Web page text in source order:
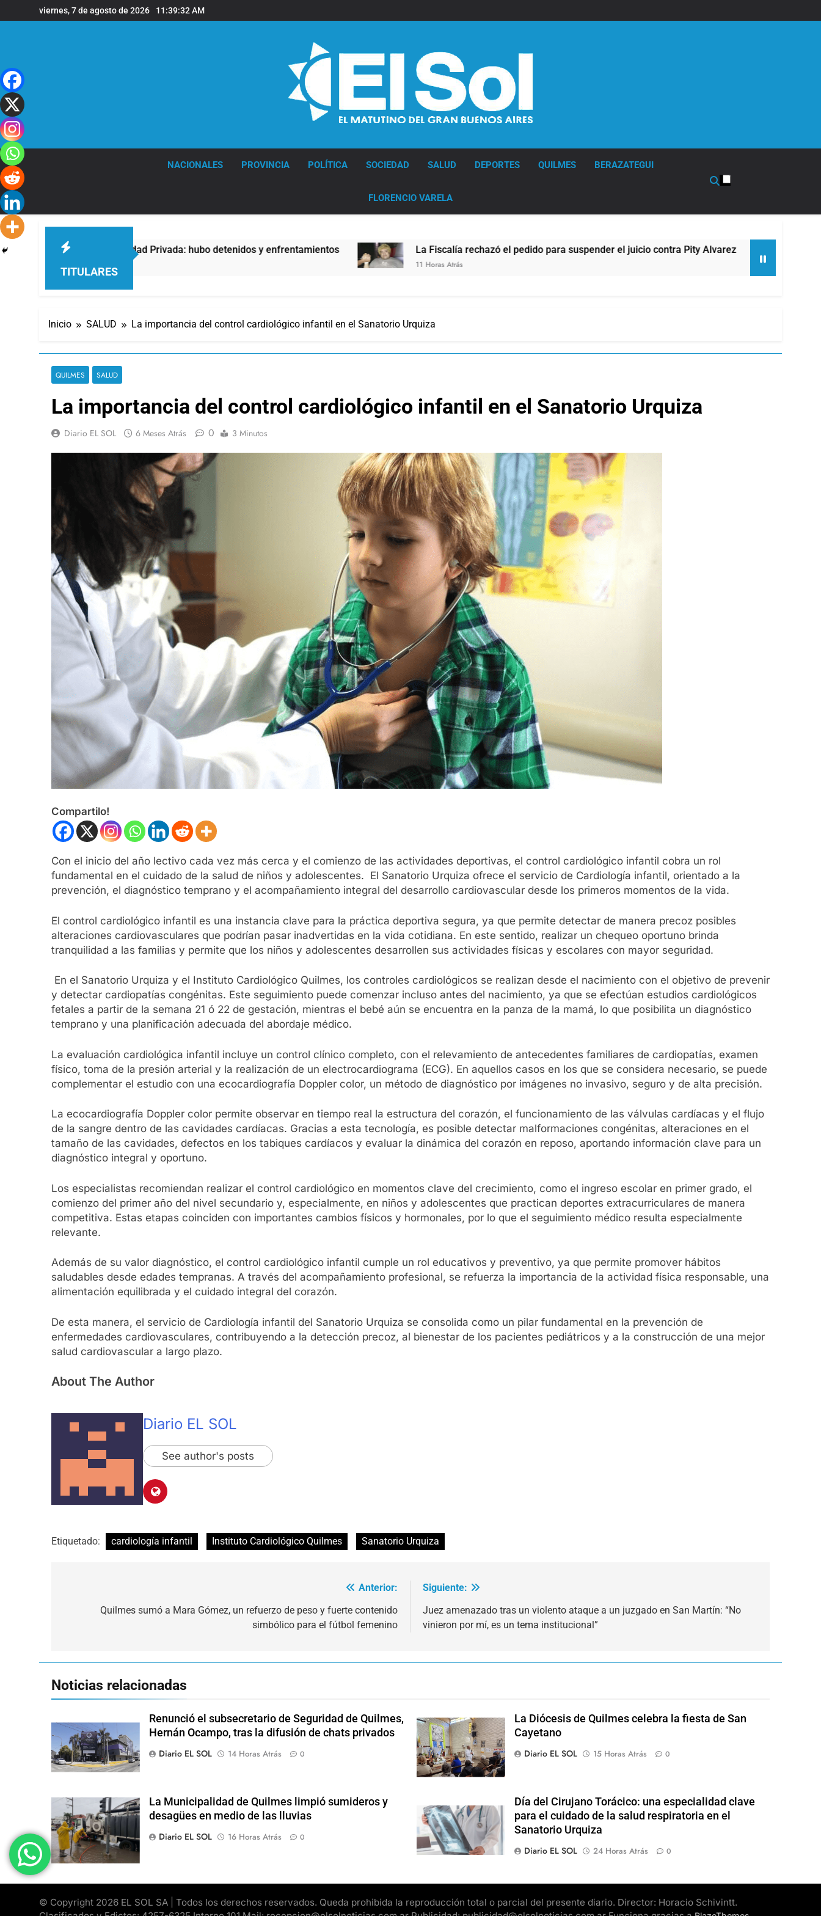
al
viernes, 7 de agosto de 2026 11:39:32 AM
NACIONALES PROVINCIA POLÍTICA SOCIEDAD SALUD DEPORTES QUILMES BERAZATEGUI
FLORENCIO VARELA
TITULARES
Ley de Propiedad Privada: hubo detenidos y enfrentamientos La Fiscalía rechazó el pedido para suspender el juicio contra Pity Alvarez
11 Horas Atrás 12 Horas Atrás
Inicio SALUD La importancia del control cardiológico infantil en el Sanatorio Urquiza
QUILMES SALUD
La importancia del control cardiológico infantil en el Sanatorio Urquiza
Diario EL SOL 6 Meses Atrás 0 3 Minutos
Compartilo!
Con el inicio del año lectivo cada vez más cerca y el comienzo de las actividades deportivas, el control cardiológico infantil cobra un rol
fundamental en el cuidado de la salud de niños y adolescentes. El Sanatorio Urquiza ofrece el servicio de Cardiología infantil, orientado a la
prevención, el diagnóstico temprano y el acompañamiento integral del desarrollo cardiovascular desde los primeros momentos de la vida.
El control cardiológico infantil es una instancia clave para la práctica deportiva segura, ya que permite detectar de manera precoz posibles
alteraciones cardiovasculares que podrían pasar inadvertidas en la vida cotidiana. En este sentido, realizar un chequeo oportuno brinda
tranquilidad a las familias y permite que los niños y adolescentes desarrollen sus actividades físicas y escolares con mayor seguridad.
En el Sanatorio Urquiza y el Instituto Cardiológico Quilmes, los controles cardiológicos se realizan desde el nacimiento con el objetivo de prevenir
y detectar cardiopatías congénitas. Este seguimiento puede comenzar incluso antes del nacimiento, ya que se efectúan estudios cardiológicos
fetales a partir de la semana 21 ó 22 de gestación, mientras el bebé aún se encuentra en la panza de la mamá, lo que posibilita un diagnóstico
temprano y una planificación adecuada del abordaje médico.
La evaluación cardiológica infantil incluye un control clínico completo, con el relevamiento de antecedentes familiares de cardiopatías, examen
físico, toma de la presión arterial y la realización de un electrocardiograma (ECG). En aquellos casos en los que se considera necesario, se puede
complementar el estudio con una ecocardiografía Doppler color, un método de diagnóstico por imágenes no invasivo, seguro y de alta precisión.
La ecocardiografía Doppler color permite observar en tiempo real la estructura del corazón, el funcionamiento de las válvulas cardíacas y el flujo
de la sangre dentro de las cavidades cardíacas. Gracias a esta tecnología, es posible detectar malformaciones congénitas, alteraciones en el
tamaño de las cavidades, defectos en los tabiques cardíacos y evaluar la dinámica del corazón en reposo, aportando información clave para un
diagnóstico integral y oportuno.
Los especialistas recomiendan realizar el control cardiológico en momentos clave del crecimiento, como el ingreso escolar en primer grado, el
comienzo del primer año del nivel secundario y, especialmente, en niños y adolescentes que practican deportes extracurriculares de manera
competitiva. Estas etapas coinciden con importantes cambios físicos y hormonales, por lo que el seguimiento médico resulta especialmente
relevante.
Además de su valor diagnóstico, el control cardiológico infantil cumple un rol educativos y preventivo, ya que permite promover hábitos
saludables desde edades tempranas. A través del acompañamiento profesional, se refuerza la importancia de la actividad física responsable, una
alimentación equilibrada y el cuidado integral del corazón.
De esta manera, el servicio de Cardiología infantil del Sanatorio Urquiza se consolida como un pilar fundamental en la prevención de
enfermedades cardiovasculares, contribuyendo a la detección precoz, al bienestar de los pacientes pediátricos y a la construcción de una mejor
salud cardiovascular a largo plazo.
About The Author
Diario EL SOL
See author's posts
Etiquetado: cardiología infantil Instituto Cardiológico Quilmes Sanatorio Urquiza
Anterior:
Quilmes sumó a Mara Gómez, un refuerzo de peso y fuerte contenido
simbólico para el fútbol femenino
Siguiente:
Juez amenazado tras un violento ataque a un juzgado en San Martín: “No
vinieron por mí, es un tema institucional”
Noticias relacionadas
Renunció el subsecretario de Seguridad de Quilmes,
Hernán Ocampo, tras la difusión de chats privados
Diario EL SOL
14 Horas Atrás 0
La Diócesis de Quilmes celebra la fiesta de San
Cayetano
Diario EL SOL
15 Horas Atrás 0
La Municipalidad de Quilmes limpió sumideros y
desagües en medio de las lluvias
Diario EL SOL
16 Horas Atrás 0
Día del Cirujano Torácico: una especialidad clave
para el cuidado de la salud respiratoria en el
Sanatorio Urquiza
Diario EL SOL
24 Horas Atrás 0
© Copyright 2026 EL SOL SA | Todos los derechos reservados. Queda prohibida la reproducción total o parcial del presente diario. Director: Horacio Schivintt.